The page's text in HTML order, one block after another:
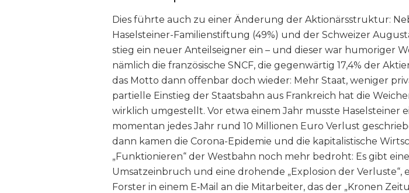
Dies führte auch zu einer Änderung der Aktionärsstruktur:
Haselsteiner-Familienstiftung (49%) und der Schweizer
stieg ein neuer Anteilseigner ein – und dieser war humoriger
nämlich die französische SNCF, die gegenwärtig 17,4% der
das Motto dann offenbar doch wieder: Mehr Staat, weniger
partielle Einstieg der Staatsbahn aus Frankreich hat die
wirklich umgestellt. Vor etwa einem Jahr musste Haselsteiner
momentan jedes Jahr rund 10 Millionen Euro Verlust
dann kamen die Corona-Epidemie und die kapitalistische
„Funktionieren“ der Westbahn noch mehr bedroht: Es gibt
Umsatzeinbruch und eine drohende „Explosion der Verluste“,
Forster in einem E‑Mail an die Mitarbeiter, das der „Kronen